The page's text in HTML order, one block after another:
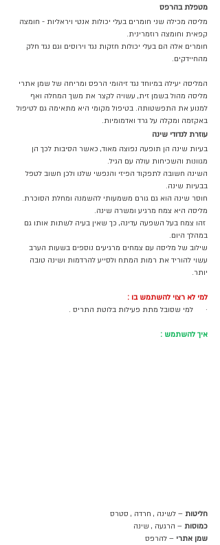
מטפלת בהרפס
מליסה מכילה שני חומרים בעלי יכולות אנטי ויראליות - חומצה
קפאית וחומצה רוזמרינית.
חומרים אלה הם בעלי יכולות חזקות נגד וירוסים וגם נגד חלק
מהחיידקים.
המליסה יעילה במיוחד נגד זיהומי הרפס ומריחה של שמן אתרי
מליסה מהול בשמן זית, עשויה לקצר את משך המחלה ואף
למנוע את התפשטותה. בטיפול מקומי היא מתאימה גם לטיפול
באקזמה ומקלה על גרד ואדמומיות.
עוזרת לנדודי שינה
בעיות שינה הן תופעה נפוצה מאוד, כאשר הסיבות לכך הן
מגוונות והשכיחות עולה עם הגיל.
השינה חשובה לתפקוד הפיזי והנפשי שלנו ולכן חשוב לטפל
בבעיות שינה.
חוסר שינה הוא גם גורם משמעותי להשמנה ומחלת הסוכרת.
מליסה היא צמח מרגיע ומשרה שינה.
זהו צמח בעל השפעה עדינה, כך שאין בעיה לשתות אותו גם
במהלך היום.
שילוב של מליסה עם צמחים מרגיעים נוספים בשעות הערב
עשוי להוריד את רמות המתח ולסייע להרדמות ושינה טובה
יותר.
למי לא רצוי להשתמש בו :
·      למי שסובל מתת פעילות בלוטת התריס .
איך להשתמש :
חליטות – לשינה , חרדה , סטרס
כמוסות – הרגעה , שינה
שמן אתרי – להרפס